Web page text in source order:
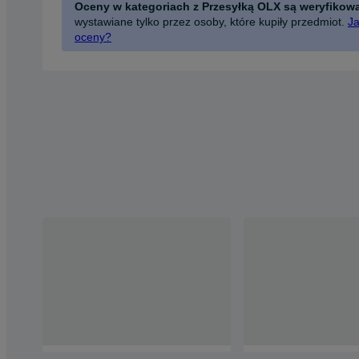
Oceny w kategoriach z Przesyłką OLX są
wystawiane tylko przez osoby, które kupiły przedmiot.
oceny?